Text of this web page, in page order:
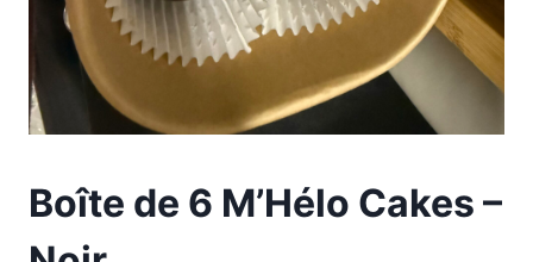
Boîte de 6 M’Hélo Cakes –